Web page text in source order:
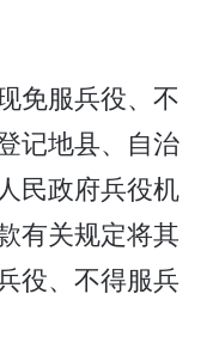
免服兵役、不
记地县、自治
民政府兵役机
有关规定将其
役、不得服兵